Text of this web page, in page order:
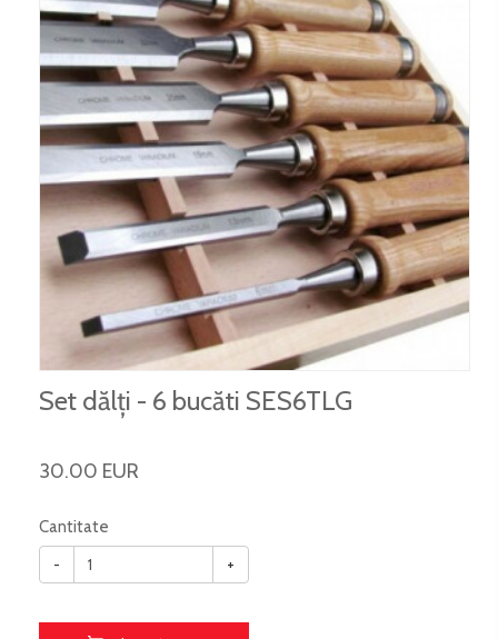
Set dălți - 6 bucăti SES6TLG
30.00 EUR
Cantitate
-
+